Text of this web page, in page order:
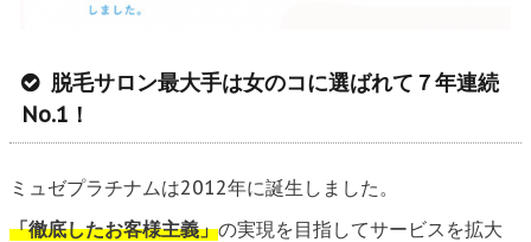
脱毛サロン最大手は女のコに選ばれて７年連続
No.1！
ミュゼプラチナムは2012年に誕生しました。
「徹底したお客様主義」の実現を目指してサービスを拡大